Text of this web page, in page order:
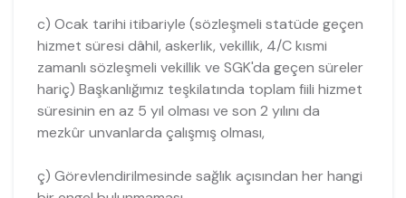
c) Ocak tarihi itibariyle (sözleşmeli statüde geçen
hizmet süresi dâhil, askerlik, vekillik, 4/C kısmi
zamanlı sözleşmeli vekillik ve SGK'da geçen süreler
hariç) Başkanlığımız teşkilatında toplam fiili hizmet
süresinin en az 5 yıl olması ve son 2 yılını da
mezkûr unvanlarda çalışmış olması,
ç) Görevlendirilmesinde sağlık açısından her hangi